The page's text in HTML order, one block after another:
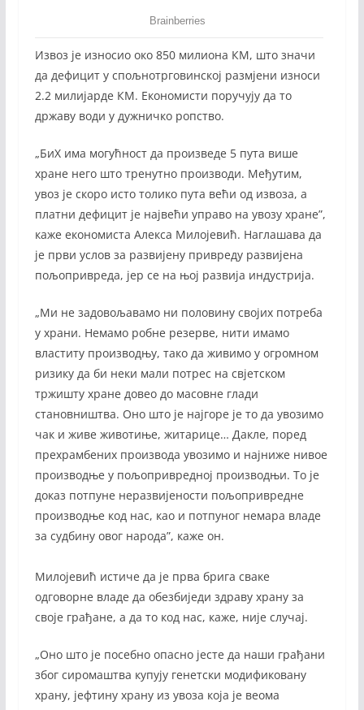
Извоз је износио око 850 милиона КМ, што значи
да дефицит у спољнотрговинској размјени износи
2.2 милијарде КМ. Економисти поручују да то
државу води у дужничко ропство.
„БиХ има могућност да произведе 5 пута више
хране него што тренутно производи. Међутим,
увоз је скоро исто толико пута већи од извоза, а
платни дефицит је највећи управо на увозу хране”,
каже економиста Алекса Милојевић. Наглашава да
је први услов за развијену привреду развијена
пољопривреда, јер се на њој развија индустрија.
„Ми не задовољавамо ни половину својих потреба
у храни. Немамо робне резерве, нити имамо
властиту производњу, тако да живимо у огромном
ризику да би неки мали потрес на свјетском
тржишту хране довео до масовне глади
становништва. Оно што је најгоре је то да увозимо
чак и живе животиње, житарице… Дакле, поред
прехрамбених производа увозимо и најниже нивое
производње у пољопривредној производњи. То је
доказ потпуне неразвијености пољопривредне
производње код нас, као и потпуног немара владе
за судбину овог народа”, каже он.
Милојевић истиче да је прва брига сваке
одговорне владе да обезбиједи здраву храну за
своје грађане, а да то код нас, каже, није случај.
„Оно што је посебно опасно јесте да наши грађани
због сиромаштва купују генетски модификовану
храну, јефтину храну из увоза која је веома